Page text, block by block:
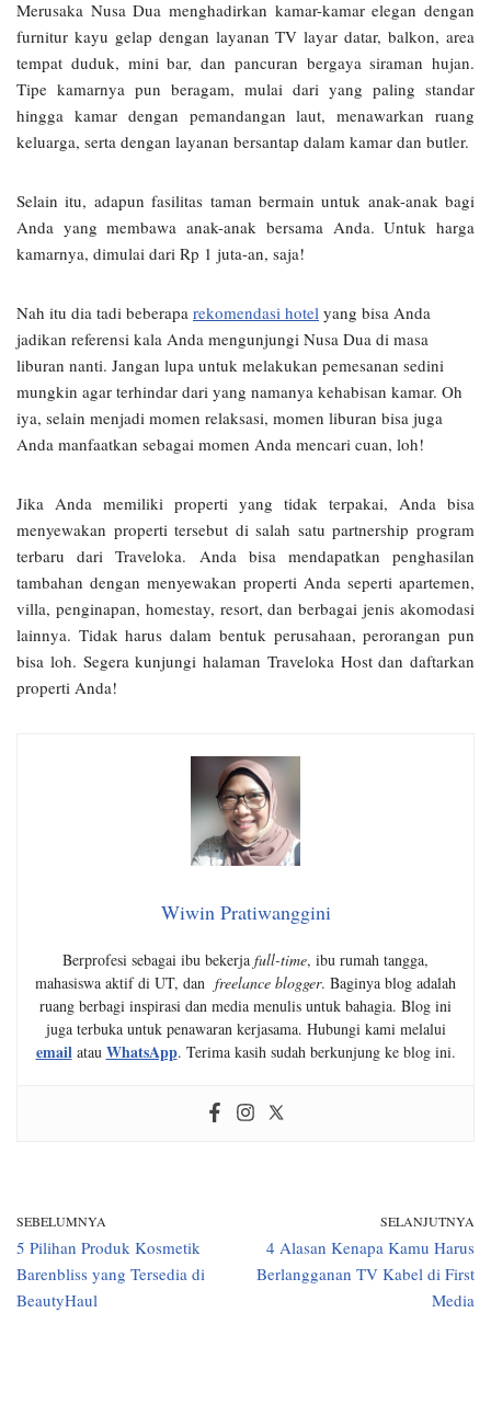
Merusaka Nusa Dua menghadirkan kamar-kamar elegan dengan
furnitur kayu gelap dengan layanan TV layar datar, balkon, area
tempat duduk, mini bar, dan pancuran bergaya siraman hujan.
Tipe kamarnya pun beragam, mulai dari yang paling standar
hingga kamar dengan pemandangan laut, menawarkan ruang
keluarga, serta dengan layanan bersantap dalam kamar dan butler.
Selain itu, adapun fasilitas taman bermain untuk anak-anak bagi
Anda yang membawa anak-anak bersama Anda. Untuk harga
kamarnya, dimulai dari Rp 1 juta-an, saja!
Nah itu dia tadi beberapa rekomendasi hotel yang bisa Anda
jadikan referensi kala Anda mengunjungi Nusa Dua di masa
liburan nanti. Jangan lupa untuk melakukan pemesanan sedini
mungkin agar terhindar dari yang namanya kehabisan kamar. Oh
iya, selain menjadi momen relaksasi, momen liburan bisa juga
Anda manfaatkan sebagai momen Anda mencari cuan, loh!
Jika Anda memiliki properti yang tidak terpakai, Anda bisa
menyewakan properti tersebut di salah satu partnership program
terbaru dari Traveloka. Anda bisa mendapatkan penghasilan
tambahan dengan menyewakan properti Anda seperti apartemen,
villa, penginapan, homestay, resort, dan berbagai jenis akomodasi
lainnya. Tidak harus dalam bentuk perusahaan, perorangan pun
bisa loh. Segera kunjungi halaman Traveloka Host dan daftarkan
properti Anda!
Wiwin Pratiwanggini
Berprofesi sebagai ibu bekerja full-time, ibu rumah tangga,
mahasiswa aktif di UT, dan freelance blogger. Baginya blog adalah
ruang berbagi inspirasi dan media menulis untuk bahagia. Blog ini
juga terbuka untuk penawaran kerjasama. Hubungi kami melalui
emailatau WhatsApp. Terima kasih sudah berkunjung ke blog ini.
SEBELUMNYA
5 Pilihan Produk Kosmetik
Barenbliss yang Tersedia di
BeautyHaul
SELANJUTNYA
4 Alasan Kenapa Kamu Harus
Berlangganan TV Kabel di First
Media